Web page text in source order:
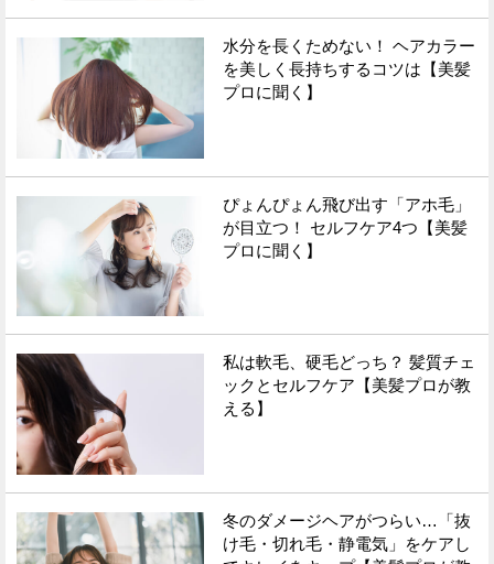
水分を長くためない！ ヘアカラー
を美しく長持ちするコツは【美髪
プロに聞く】
ぴょんぴょん飛び出す「アホ毛」
が目立つ！ セルフケア4つ【美髪
プロに聞く】
私は軟毛、硬毛どっち？ 髪質チェ
ックとセルフケア【美髪プロが教
える】
冬のダメージヘアがつらい…「抜
け毛・切れ毛・静電気」をケアし